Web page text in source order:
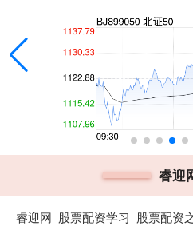
睿迎
睿迎网_股票配资学习_股票配资